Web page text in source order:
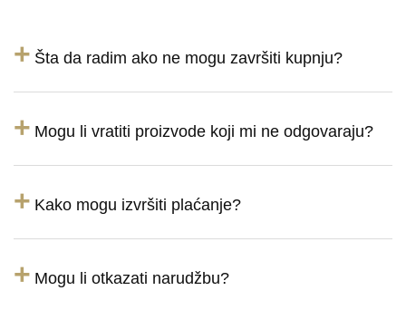
+ Šta da radim ako ne mogu završiti kupnju?
+ Mogu li vratiti proizvode koji mi ne odgovaraju?
+ Kako mogu izvršiti plaćanje?
+ Mogu li otkazati narudžbu?